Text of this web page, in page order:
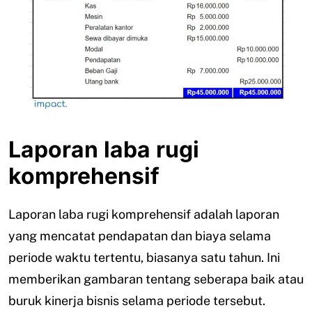
Laporan laba rugi
komprehensif
Laporan laba rugi komprehensif adalah laporan
yang mencatat pendapatan dan biaya selama
periode waktu tertentu, biasanya satu tahun. Ini
memberikan gambaran tentang seberapa baik atau
buruk kinerja bisnis selama periode tersebut.